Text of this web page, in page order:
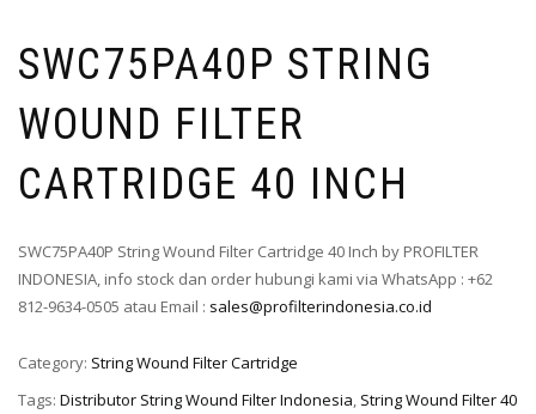
SWC75PA40P STRING
WOUND FILTER
CARTRIDGE 40 INCH
SWC75PA40P String Wound Filter Cartridge 40 Inch by PROFILTER
INDONESIA, info stock dan order hubungi kami via WhatsApp : +62
812-9634-0505 atau Email : sales@profilterindonesia.co.id
Category: String Wound Filter Cartridge
Tags: Distributor String Wound Filter Indonesia, String Wound Filter 40